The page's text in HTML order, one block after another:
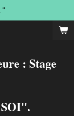
"
: Stage
.